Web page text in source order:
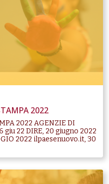
2022
2022 AGENZIE DI
giu 22 DIRE, 20 giugno 2022
2022 ilpaesenuovo.it, 30